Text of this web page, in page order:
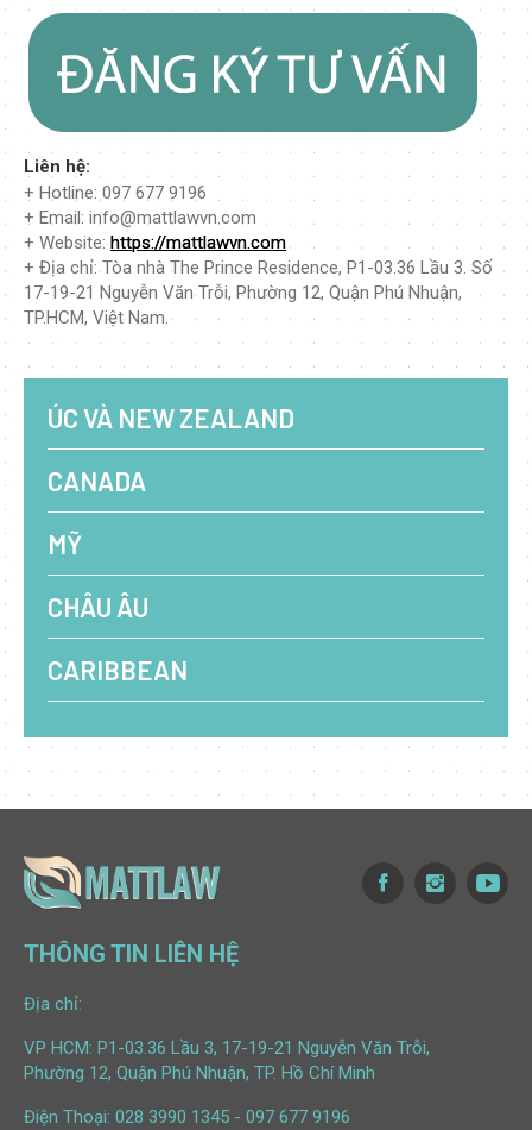
Liên hệ:
+ Hotline: 097 677 9196
+ Email: info@mattlawvn.com
+ Website: https://mattlawvn.com
+ Địa chỉ: Tòa nhà The Prince Residence, P1-03.36 Lầu 3. Số
17-19-21 Nguyễn Văn Trỗi, Phường 12, Quận Phú Nhuận,
TP.HCM, Việt Nam.
ÚC VÀ NEW ZEALAND
CANADA
MỸ
CHÂU ÂU
CARIBBEAN
THÔNG TIN LIÊN HỆ
Địa chỉ:
VP HCM: P1-03.36 Lầu 3, 17-19-21 Nguyễn Văn Trỗi,
Phường 12, Quận Phú Nhuận, TP. Hồ Chí Minh
Điện Thoại: 028 3990 1345 - 097 677 9196